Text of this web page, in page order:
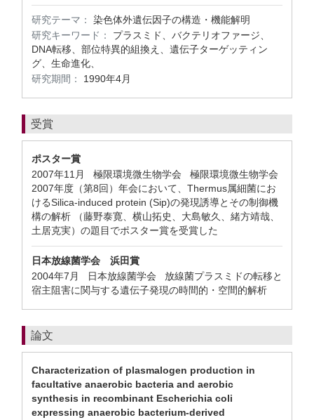
研究テーマ：
染色体外遺伝因子の構造・機能解明
研究キーワード：
プラスミド、バクテリオファージ、
DNA転移、部位特異的組換え、遺伝子ターゲッティン
グ、生命進化、
研究期間：
1990年4月
受賞
ポスター賞
2007年11月 極限環境微生物学会 極限環境微生物学会
2007年度（第8回）年会において、Thermus属細菌にお
けるSilica-induced protein (Sip)の発現誘導とその制御機
構の解析 （藤野泰寛、横山拓史、大島敏久、緒方靖哉、
土居克実）の題目でポスター賞を受賞した
日本放線菌学会 浜田賞
2004年7月 日本放線菌学会 放線菌プラスミドの転移と
宿主阻害に関与する遺伝子発現の時間的・空間的解析
論文
Characterization of plasmalogen production in
facultative anaerobic bacteria and aerobic
synthesis in recombinant Escherichia coli
expressing anaerobic bacterium-derived